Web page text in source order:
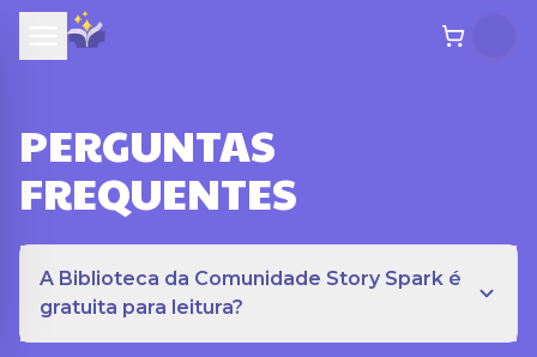
PERGUNTAS
FREQUENTES
A Biblioteca da Comunidade Story Spark é
gratuita para leitura?